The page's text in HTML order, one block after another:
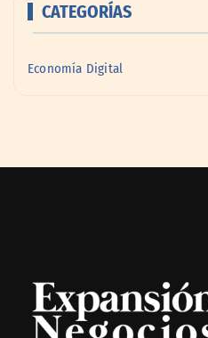
CATEGORÍAS
Economía Digital